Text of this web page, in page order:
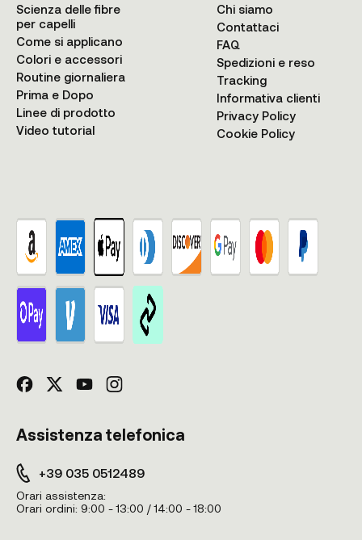
Scienza delle fibre
per capelli
Come si applicano
Colori e accessori
Routine giornaliera
Prima e Dopo
Linee di prodotto
Video tutorial
Chi siamo
Contattaci
FAQ
Spedizioni e reso
Tracking
Informativa clienti
Privacy Policy
Cookie Policy
Assistenza telefonica
+39 035 0512489
Orari assistenza:
Orari ordini: 9:00 - 13:00 / 14:00 - 18:00